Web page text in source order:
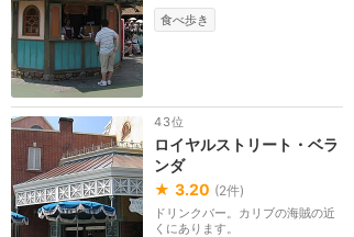
食べ歩き
43位
ロイヤルストリート・ベラ
ンダ
★ 3.20 (2件)
ドリンクバー。カリブの海賊の近
くにあります。